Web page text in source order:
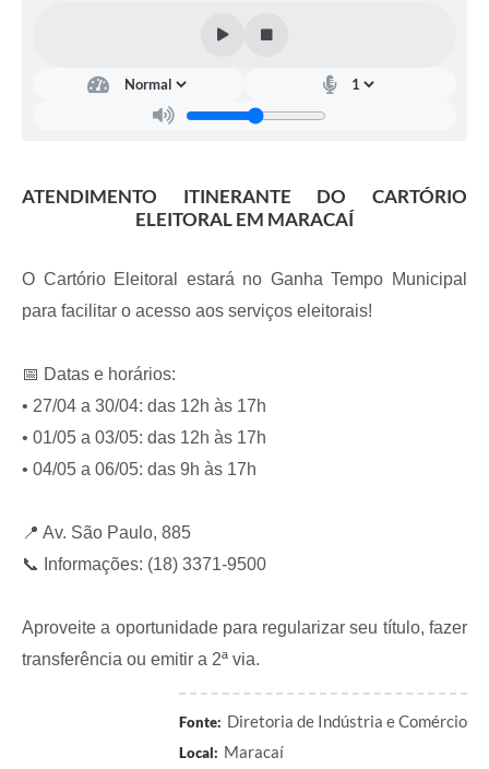
ATENDIMENTO ITINERANTE DO CARTÓRIO
ELEITORAL EM MARACAÍ
O Cartório Eleitoral estará no Ganha Tempo Municipal
para facilitar o acesso aos serviços eleitorais!
📅 Datas e horários:
• 27/04 a 30/04: das 12h às 17h
• 01/05 a 03/05: das 12h às 17h
• 04/05 a 06/05: das 9h às 17h
📍 Av. São Paulo, 885
📞 Informações: (18) 3371-9500
Aproveite a oportunidade para regularizar seu título, fazer
transferência ou emitir a 2ª via.
Fonte: Diretoria de Indústria e Comércio
Local: Maracaí